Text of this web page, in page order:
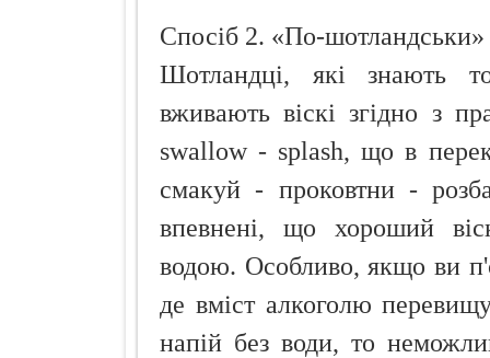
Спосіб 2. «По-шотландськи»
Шотландці, які знають
вживають віскі згідно з
swallow - splash, що в
смакуй - проковтни -
впевнені, що хороший
водою. Особливо, якщо ви
де вміст алкоголю
напій без води, то